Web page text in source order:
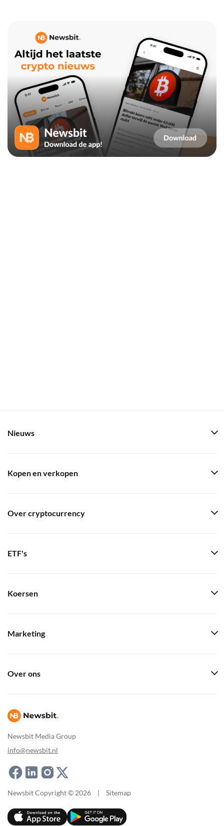
Newsbit Media Group
info@newsbit.nl
Nieuws
Kopen en verkopen
Over cryptocurrency
ETF's
Koersen
Marketing
Over ons
Newsbit Copyright © 2026 | Sitemap